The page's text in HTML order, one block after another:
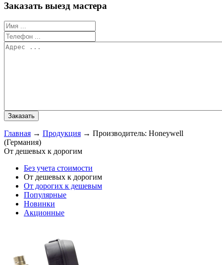
Заказать выезд мастера
Главная → Продукция → Производитель: Honeywell
(Германия)
От дешевых к дорогим
Без учета стоимости
От дешевых к дорогим
От дорогих к дешевым
Популярные
Новинки
Акционные